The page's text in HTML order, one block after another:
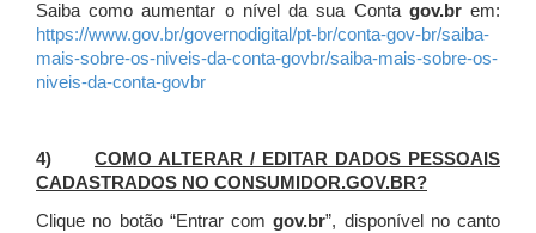
Saiba como aumentar o nível da sua Conta gov.brem:
https://www.gov.br/governodigital/pt-br/conta-gov-br/saiba-
mais-sobre-os-niveis-da-conta-govbr/saiba-mais-sobre-os-
niveis-da-conta-govbr
4) COMO ALTERAR / EDITAR DADOS PESSOAIS
CADASTRADOS NO CONSUMIDOR.GOV.BR?
Clique no botão “Entrar comgov.br”, disponível no canto